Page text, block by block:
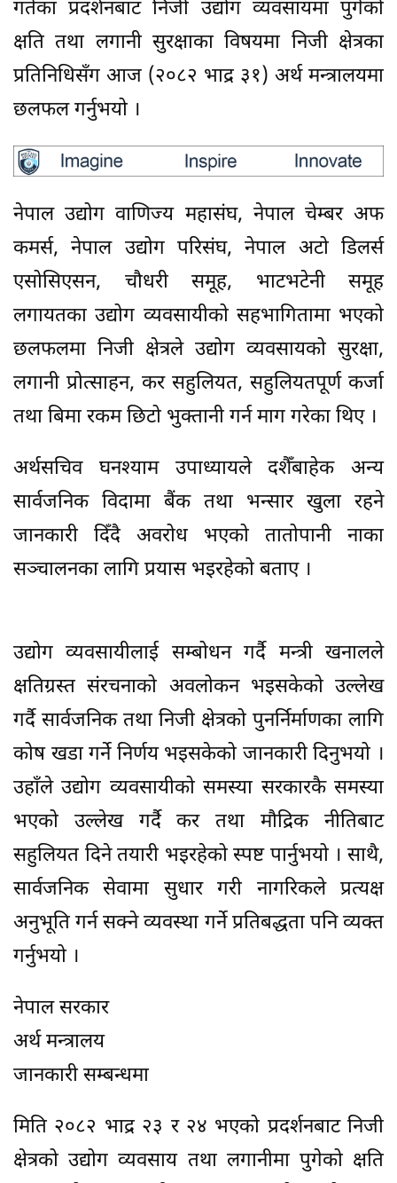
गतेका प्रदर्शनबाट निजी उद्योग व्यवसायमा पुगेको
क्षति तथा लगानी सुरक्षाका विषयमा निजी क्षेत्रका
प्रतिनिधिसँग आज (२०८२ भाद्र ३१) अर्थ मन्त्रालयमा
छलफल गर्नुभयो ।
नेपाल उद्योग वाणिज्य महासंघ, नेपाल चेम्बर अफ
कमर्स, नेपाल उद्योग परिसंघ, नेपाल अटो डिलर्स
एसोसिएसन, चौधरी समूह, भाटभटेनी समूह
लगायतका उद्योग व्यवसायीको सहभागितामा भएको
छलफलमा निजी क्षेत्रले उद्योग व्यवसायको सुरक्षा,
लगानी प्रोत्साहन, कर सहुलियत, सहुलियतपूर्ण कर्जा
तथा बिमा रकम छिटो भुक्तानी गर्न माग गरेका थिए ।
अर्थसचिव घनश्याम उपाध्यायले दशैँबाहेक अन्य
सार्वजनिक विदामा बैंक तथा भन्सार खुला रहने
जानकारी दिँदै अवरोध भएको तातोपानी नाका
सञ्चालनका लागि प्रयास भइरहेको बताए ।
उद्योग व्यवसायीलाई सम्बोधन गर्दै मन्त्री खनालले
क्षतिग्रस्त संरचनाको अवलोकन भइसकेको उल्लेख
गर्दै सार्वजनिक तथा निजी क्षेत्रको पुनर्निर्माणका लागि
कोष खडा गर्ने निर्णय भइसकेको जानकारी दिनुभयो ।
उहाँले उद्योग व्यवसायीको समस्या सरकारकै समस्या
भएको उल्लेख गर्दै कर तथा मौद्रिक नीतिबाट
सहुलियत दिने तयारी भइरहेको स्पष्ट पार्नुभयो । साथै,
सार्वजनिक सेवामा सुधार गरी नागरिकले प्रत्यक्ष
अनुभूति गर्न सक्ने व्यवस्था गर्ने प्रतिबद्धता पनि व्यक्त
गर्नुभयो ।
नेपाल सरकार
अर्थ मन्त्रालय
जानकारी सम्बन्धमा
मिति २०८२ भाद्र २३ र २४ भएको प्रदर्शनबाट निजी
क्षेत्रको उद्योग व्यवसाय तथा लगानीमा पुगेको क्षति